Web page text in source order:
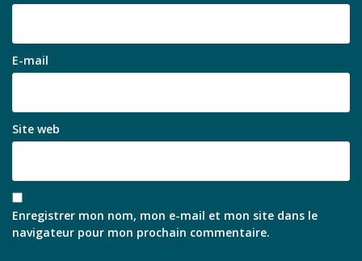
E-mail
Site web
Enregistrer mon nom, mon e-mail et mon site dans le
navigateur pour mon prochain commentaire.